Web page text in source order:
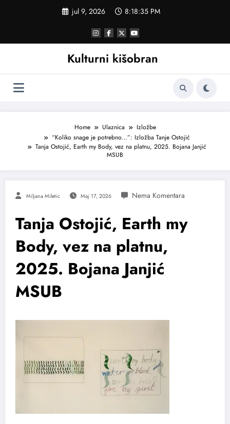
jul 9, 2026 8:18:36 PM
Kulturni kišobran
Home Ulaznica
Izložbe
“Koliko snage je potrebno…”: Izložba Tanje Ostojić
Tanja Ostojić, Earth my Body, vez na platnu, 2025. Bojana Janjić
MSUB
Miljana Miletic Maj 17, 2026
Tanja Ostojić, Earth my
Body, vez na platnu,
2025. Bojana Janjić
MSUB